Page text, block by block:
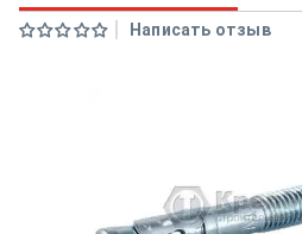
Написать отзыв